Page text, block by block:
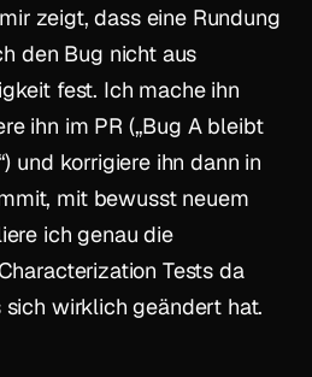
zeigt, dass eine Rundung
den Bug nicht aus
fest. Ich mache ihn
ihn im PR („Bug A bleibt
und korrigiere ihn dann in
mit bewusst neuem
ich genau die
Tests da
wirklich geändert hat.